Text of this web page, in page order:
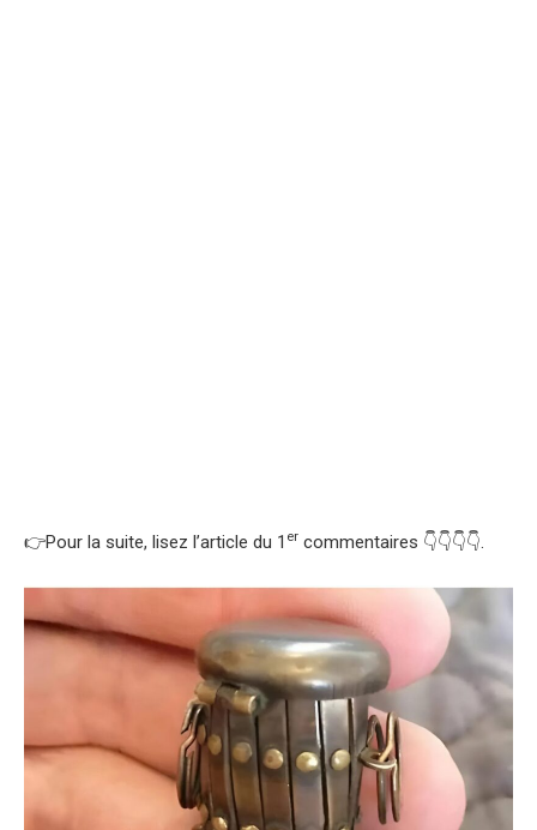
👉Pour la suite, lisez l’article du 1 er commentaires 👇👇👇👇.